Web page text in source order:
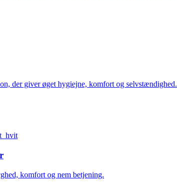
der giver øget hygiejne, komfort og selvstændighed.
komfort og nem betjening.